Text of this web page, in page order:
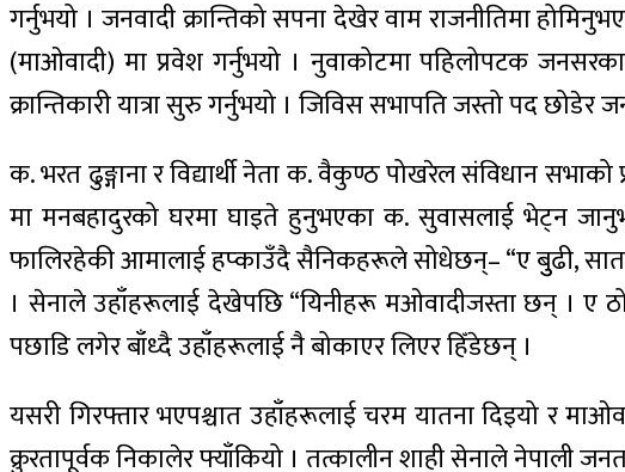
गर्नुभयो । जनवादी क्रान्तिको सपना देखेर वाम राजनीतिमा
(माओवादी) मा प्रवेश गर्नुभयो । नुवाकोटमा पहिलोपटक
क्रान्तिकारी यात्रा सुरु गर्नुभयो । जिविस सभापति जस्तो पद छोडेर
क. भरत ढुङ्गाना र विद्यार्थी नेता क. वैकुण्ठ पोखरेल संविधान
मा मनबहादुरको घरमा घाइते हुनुभएका क. सुवासलाई भेट्न
फालिरहेकी आमालाई हप्काउँदै सैनिकहरूले सोधेछन्– “ए बुुढी,
। सेनाले उहाँहरूलाई देखेपछि “यिनीहरू मओवादीजस्ता छन् ।
पछाडि लगेर बाँध्दै उहाँहरूलाई नै बोकाएर लिएर हिँडेछन् ।
यसरी गिरफ्तार भएपश्चात उहाँहरूलाई चरम यातना दिइयो र
क्रुरतापूर्वक निकालेर फ्याँकियो । तत्कालीन शाही सेनाले नेपाली